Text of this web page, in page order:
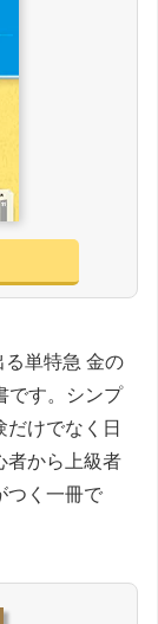
る単特急 金の
です。シンプ
けでなく日
者から上級者
つく一冊で